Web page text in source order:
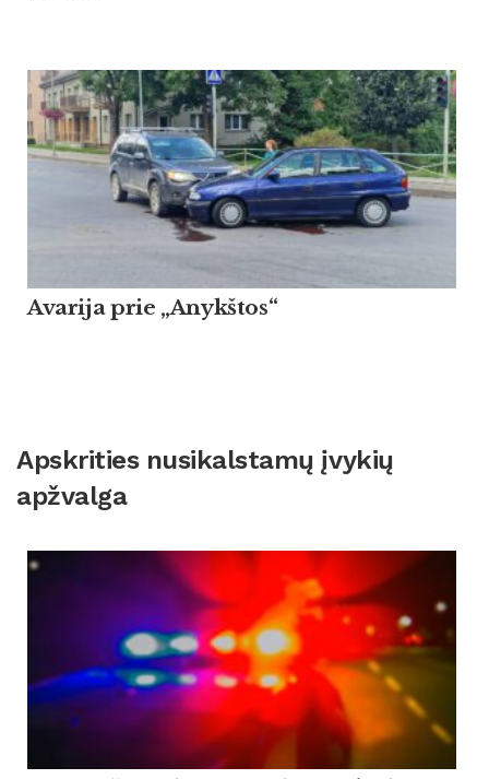
Avarija prie „Anykštos“
Apskrities nusikalstamų įvykių
apžvalga